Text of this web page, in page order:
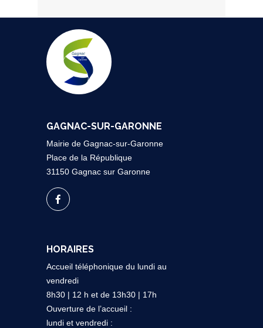
GAGNAC-SUR-GARONNE
Mairie de Gagnac-sur-Garonne
Place de la République
31150 Gagnac sur Garonne
HORAIRES
Accueil téléphonique du lundi au
vendredi
8h30 | 12 h et de 13h30 | 17h
Ouverture de l’accueil :
lundi et vendredi :